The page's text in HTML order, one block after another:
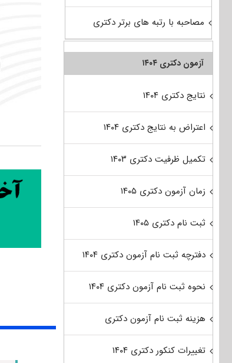
مصاحبه با رتبه های برتر دکتری
آزمون دکتری ۱۴۰۴
نتایج دکتری ۱۴۰۴
اعتراض به نتایج دکتری ۱۴۰۴
تکمیل ظرفیت دکتری ۱۴۰۳
زمان آزمون دکتری ۱۴۰۵
ثبت نام دکتری ۱۴۰۵
دفترچه ثبت نام آزمون دکتری ۱۴۰۴
نحوه ثبت نام آزمون دکتری ۱۴۰۴
هزینه ثبت نام آزمون دکتری
تغییرات کنکور دکتری ۱۴۰۴